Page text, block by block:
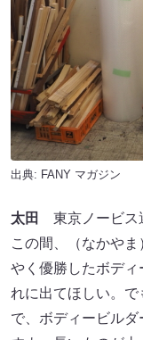
出典: FANY マガジン
太田
東京ノービス
この間、（なかや
やく優勝したボデ
れに出てほしい。
で、ボディービル